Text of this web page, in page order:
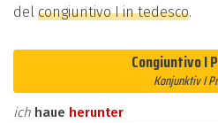
del congiuntivo I in tedesco.
Congiuntivo I
Konjunktiv I
ich haue herunter